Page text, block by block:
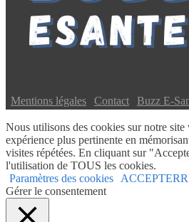
Mentions légales Contact Buzz E-
Nous utilisons des cookies sur notre
expérience plus pertinente en
visites répétées. En cliquant sur
l'utilisation de TOUS les cookies.
Paramètres des cookies
ACCEPTER
Gérer le consentement